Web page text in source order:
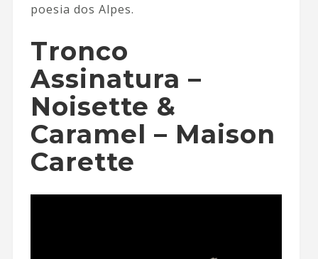
poesia dos Alpes.
Tronco
Assinatura –
Noisette &
Caramel – Maison
Carette